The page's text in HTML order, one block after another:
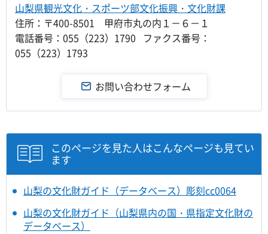
山梨県観光文化・スポーツ部文化振興・文化財課
住所：〒400-8501 甲府市丸の内１－６－１
電話番号：055（223）1790 ファクス番号：
055（223）1793
このページを見た人はこんなページも見てい
ます
山梨の文化財ガイド（データベース）彫刻cc0064
山梨の文化財ガイド（山梨県内の国・県指定文化財の
データベース）